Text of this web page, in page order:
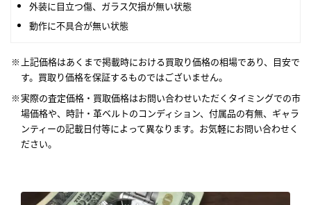
外装に目立つ傷、ガラス欠損が無い状態
動作に不具合が無い状態
上記価格はあくまで掲載時における買取り価格の相場であり、目安で
す。買取り価格を保証するものではございません。
実際の査定価格・買取価格はお問い合わせいただくタイミングでの市
場価格や、時計・革ベルトのコンディション、付属品の有無、ギャラ
ンティーの記載日付等によって異なります。お気軽にお問い合わせく
ださい。